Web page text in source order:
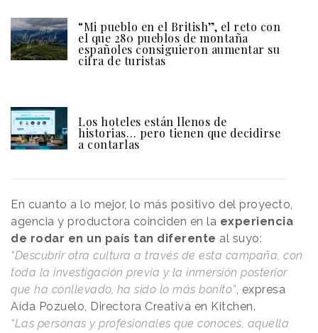
“Mi pueblo en el British”, el reto con
el que 280 pueblos de montaña
españoles consiguieron aumentar su
cifra de turistas
Los hoteles están llenos de
historias… pero tienen que decidirse
a contarlas
En cuanto a lo mejor, lo más positivo del proyecto,
agencia y productora coinciden en la experiencia
de rodar en un país tan diferente al suyo:
“Descubrir otra cultura a través de esta campaña, con
toda la investigación previa y la inmersión posterior
que ha conllevado, ha sido lo más bonito”, expresa
Aída Pozuelo, Directora Creativa en Kitchen.
“Las personas y profesionales que conoces, aquella